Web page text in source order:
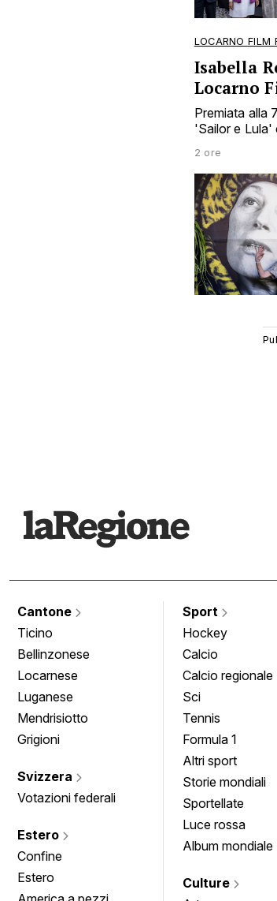
LOCARNO FILM
Isabella
Locarno
Premiata alla
'Sailor e Lula'
2 ore
Cantone
Ticino
Bellinzonese
Locarnese
Luganese
Mendrisiotto
Grigioni
Svizzera
Votazioni federali
Estero
Confine
Estero
Sport
Hockey
Calcio
Calcio regionale
Sci
Tennis
Formula 1
Altri sport
Storie mondiali
Sportellate
Luce rossa
Album mondiale
Culture